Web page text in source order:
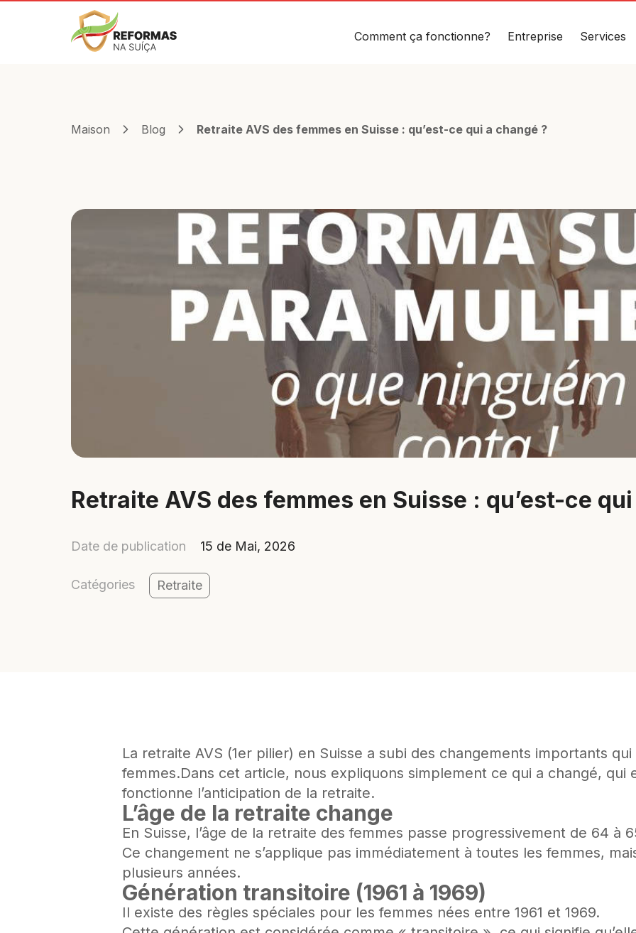
Comment ça fonctionne? Entreprise Services
Maison Blog Retraite AVS des femmes en Suisse : qu’est-ce qui a changé ?
Retraite AVS des femmes en Suisse : qu’est-ce
Date de publication 15 de Mai, 2026
Catégories Retraite
La retraite AVS (1er pilier) en Suisse a subi des changements importants
femmes.Dans cet article, nous expliquons simplement ce qui a changé,
fonctionne l’anticipation de la retraite.
L’âge de la retraite change
En Suisse, l’âge de la retraite des femmes passe progressivement de 64 à
Ce changement ne s’applique pas immédiatement à toutes les femmes,
plusieurs années.
Génération transitoire (1961 à 1969)
Il existe des règles spéciales pour les femmes nées entre 1961 et 1969.